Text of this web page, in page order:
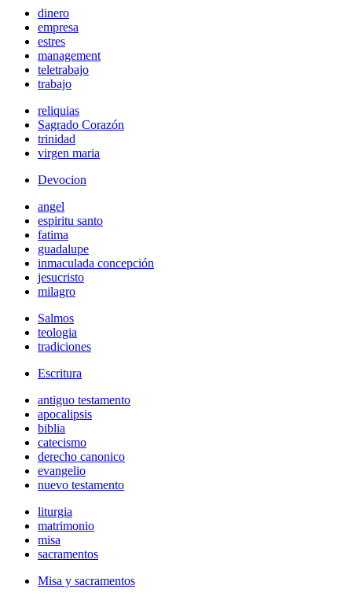
dinero
empresa
estres
management
teletrabajo
trabajo
reliquias
Sagrado Corazón
trinidad
virgen maria
Devocion
angel
espiritu santo
fatima
guadalupe
inmaculada concepción
jesucristo
milagro
Salmos
teologia
tradiciones
Escritura
antiguo testamento
apocalipsis
biblia
catecismo
derecho canonico
evangelio
nuevo testamento
liturgia
matrimonio
misa
sacramentos
Misa y sacramentos